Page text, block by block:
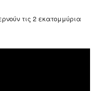
τις 2 εκατομμύρια